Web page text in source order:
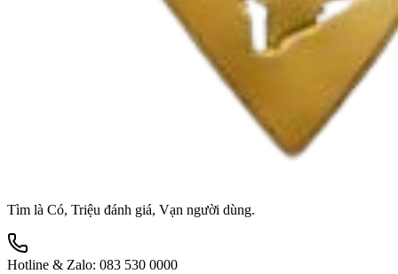
Tìm là Có, Triệu đánh giá, Vạn người dùng.
Hotline & Zalo: 083 530 0000